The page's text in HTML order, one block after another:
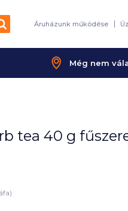
Áruházunk működése
Még nem
tea 40 g